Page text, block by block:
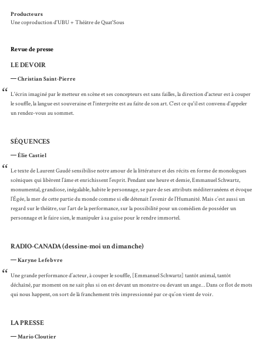
Producteurs
Une coproduction d'UBU + Théâtre de Quat'Sous
Revue de presse
LE DEVOIR
Christian Saint-Pierre
“ L'écrin imaginé par le metteur en scène et ses concepteurs est sans failles, la direction d'acteur est à couper
le souffle, la langue est souveraine et l'interprète est au faîte de son art. C'est ce qu'il est convenu d'appeler
un rendez-vous au sommet.
SÉQUENCES
Élie Castiel
“ Le texte de Laurent Gaudé sensibilise notre amour de la littérature et des récits en forme de monologues
scéniques qui libèrent l’âme et enrichissent l’esprit. Pendant une heure et demie, Emmanuel Schwartz,
monumental, grandiose, inégalable, habite le personnage, se pare de ses attributs méditerranéens et évoque
l’Égée, la mer de cette partie du monde comme si elle détenait l’avenir de l’Humanité. Mais c’est aussi un
regard sur le théâtre, sur l’art de la performance, sur la possibilité pour un comédien de posséder un
personnage et le faire sien, le manipuler à sa guise pour le rendre immortel.
RADIO-CANADA (dessine-moi un dimanche)
Karyne Lefebvre
“ Une grande performance d’acteur, à couper le souffle, [Emmanuel Schwartz] tantôt animal, tantôt
déchaîné, par moment on ne sait plus si on est devant un monstre ou devant un ange… Dans ce flot de mots
qui nous happent, on sort de là franchement très impressionné par ce qu’on vient de voir.
LA PRESSE
Mario Cloutier